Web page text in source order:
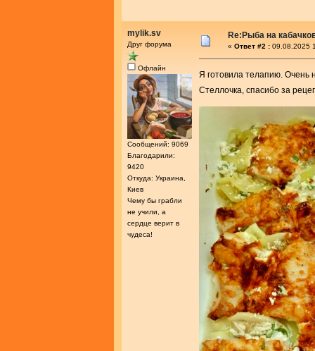
mylik.sv
Друг форума
Офлайн
Сообщений: 9069
Благодарили:
9420
Откуда: Украина,
Киев
Чему бы грабли
не учили, а
сердце верит в
чудеса!
Re:Рыба на
« Ответ #2 : 09.08.2025
Я готовила телапию. Очень
Стеллочка, спасибо за